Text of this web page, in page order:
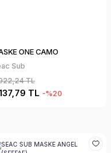
ONE CAMO
Sub
TL
TL -%20